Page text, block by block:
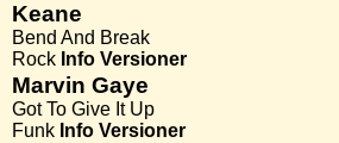
Keane
Bend And Break
Rock Info Versioner
Marvin Gaye
Got To Give It Up
Funk Info Versioner